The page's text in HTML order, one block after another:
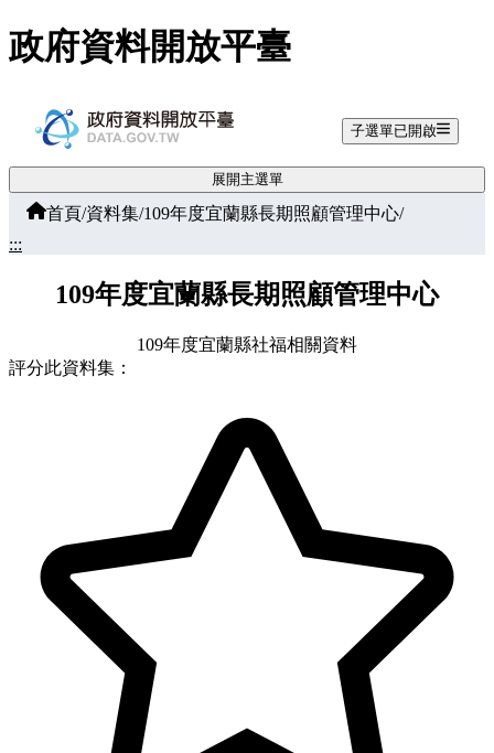
跳至主要內容
政府資料開放平臺
子選單已開啟
展開主選單
首頁/資料集/109年度宜蘭縣長期照顧管理中心/
:::
109年度宜蘭縣長期照顧管理中心
109年度宜蘭縣社福相關資料
評分此資料集：